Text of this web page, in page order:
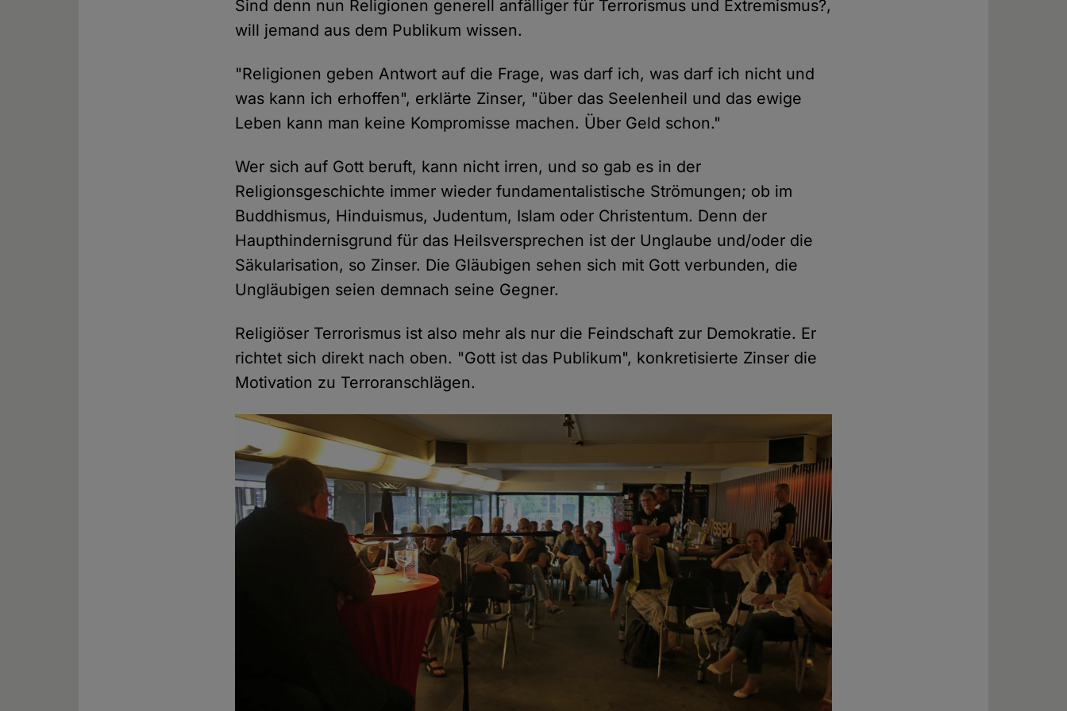
Sind denn nun Religionen generell anfälliger für Terrorismus und Extremismus?,
will jemand aus dem Publikum wissen.
"Religionen geben Antwort auf die Frage, was darf ich, was darf ich nicht und
was kann ich erhoffen", erklärte Zinser, "über das Seelenheil und das ewige
Leben kann man keine Kompromisse machen. Über Geld schon."
Wer sich auf Gott beruft, kann nicht irren, und so gab es in der
Religionsgeschichte immer wieder fundamentalistische Strömungen; ob im
Buddhismus, Hinduismus, Judentum, Islam oder Christentum. Denn der
Haupthindernisgrund für das Heilsversprechen ist der Unglaube und/oder die
Säkularisation, so Zinser. Die Gläubigen sehen sich mit Gott verbunden, die
Ungläubigen seien demnach seine Gegner.
Religiöser Terrorismus ist also mehr als nur die Feindschaft zur Demokratie. Er
richtet sich direkt nach oben. "Gott ist das Publikum", konkretisierte Zinser die
Motivation zu Terroranschlägen.